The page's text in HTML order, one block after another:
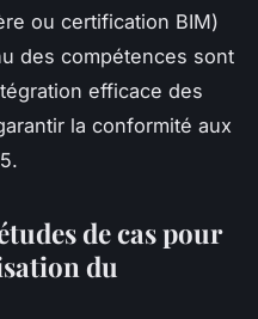
ou certification BIM)
des compétences sont
efficace des
la conformité aux
de cas pour
du